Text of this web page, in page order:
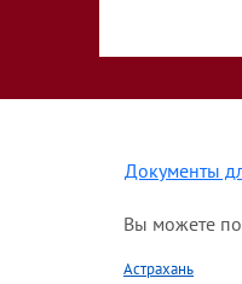
Документы
Вы можете
Астрахань